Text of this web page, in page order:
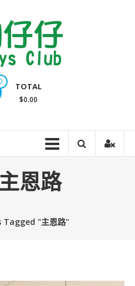
TOTAL
$0.00
主恩路
Tagged "主恩路"